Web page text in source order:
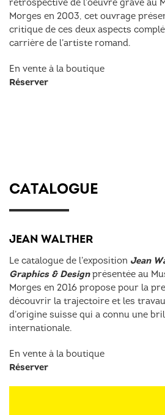
rétrospective de l’oeuvre gravé au
Morges en 2003, cet ouvrage
critique de ces deux aspects
carrière de l’artiste romand.
En vente à la boutique
Réserver
CATALOGUE
JEAN WALTHER
Le catalogue de l’exposition Jean
Graphics & Designprésentée au
Morges en 2016 propose pour la
découvrir la trajectoire et les
d’origine suisse qui a connu une
internationale.
En vente à la boutique
Réserver